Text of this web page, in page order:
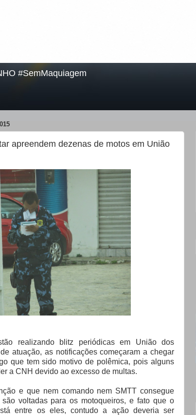
#SemMaquiagem
apreendem dezenas de motos em União
realizando blitz periódicas em União dos
atuação, as notificações começaram a chegar
que tem sido motivo de polêmica, pois alguns
a CNH devido ao excesso de multas.
e que nem comando nem SMTT consegue
voltadas para os motoqueiros, e fato que o
entre os eles, contudo a ação deveria ser